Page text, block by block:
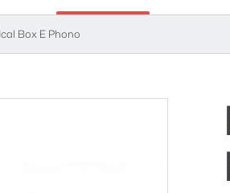
Box E Phono